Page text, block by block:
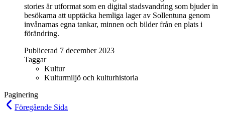
stories är utformat som en digital stadsvandring som bjuder in
besökarna att upptäcka hemliga lager av Sollentuna genom
invånarnas egna tankar, minnen och bilder från en plats i
förändring.
Publicerad 7 december 2023
Taggar
Kultur
Kulturmiljö och kulturhistoria
Paginering
Föregående Sida